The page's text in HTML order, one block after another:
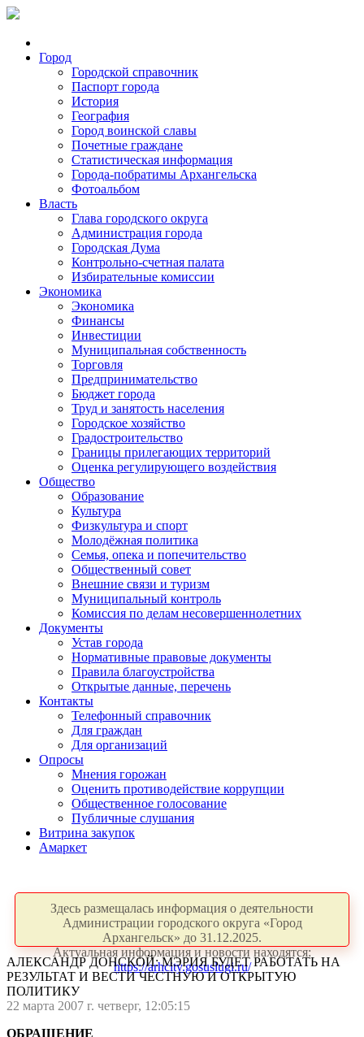
Город
Городской справочник
Паспорт города
История
География
Город воинской славы
Почетные граждане
Статистическая информация
Города-побратимы Архангельска
Фотоальбом
Власть
Глава городского округа
Администрация города
Городская Дума
Контрольно-счетная палата
Избирательные комиссии
Экономика
Экономика
Финансы
Инвестиции
Муниципальная собственность
Торговля
Предпринимательство
Бюджет города
Труд и занятость населения
Городское хозяйство
Градостроительство
Границы прилегающих территорий
Оценка регулирующего воздействия
Общество
Образование
Культура
Физкультура и спорт
Молодёжная политика
Семья, опека и попечительство
Общественный совет
Внешние связи и туризм
Муниципальный контроль
Комиссия по делам несовершеннолетних
Документы
Устав города
Нормативные правовые документы
Правила благоустройства
Открытые данные, перечень
Контакты
Телефонный справочник
Для граждан
Для организаций
Опросы
Мнения горожан
Оценить противодействие коррупции
Общественное голосование
Публичные слушания
Витрина закупок
Амаркет
Здесь размещалась информация о деятельности
Администрации городского округа «Город
Архангельск» до 31.12.2025.
Актуальная информация и новости находятся:
https://arhcity.gosuslugi.ru/
АЛЕКСАНДР ДОНСКОЙ: МЭРИЯ БУДЕТ РАБОТАТЬ НА
РЕЗУЛЬТАТ И ВЕСТИ ЧЕСТНУЮ И ОТКРЫТУЮ
ПОЛИТИКУ
22 марта 2007 г. четверг, 12:05:15
ОБРАЩЕНИЕ